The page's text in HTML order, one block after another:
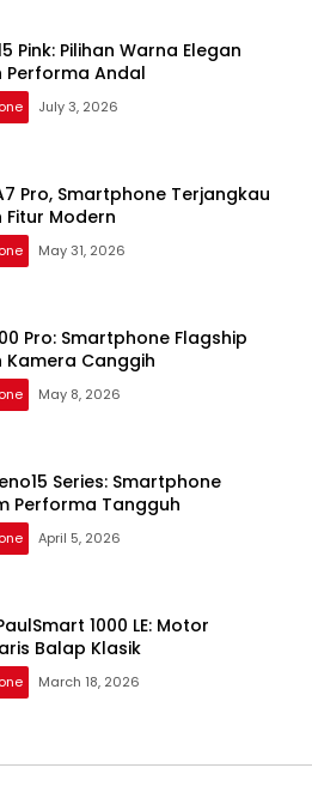
Pink: Pilihan Warna Elegan
Performa Andal
July 3, 2026
Pro, Smartphone Terjangkau
Modern
May 31, 2026
Pro: Smartphone Flagship
Kamera Canggih
May 8, 2026
Series: Smartphone
Performa Tangguh
April 5, 2026
1000 LE: Motor
Balap Klasik
March 18, 2026